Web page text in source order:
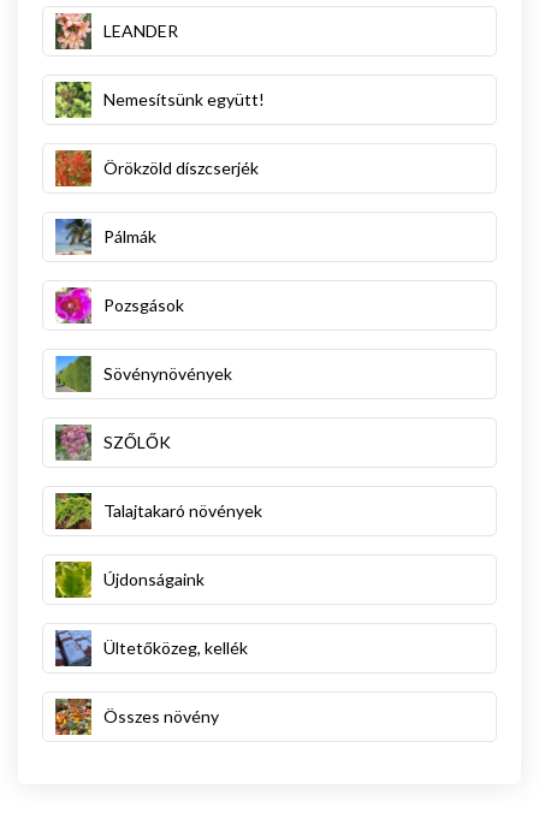
LEANDER
Nemesítsünk együtt!
Örökzöld díszcserjék
Pálmák
Pozsgások
Sövénynövények
SZŐLŐK
Talajtakaró növények
Újdonságaink
Ültetőközeg, kellék
Összes növény